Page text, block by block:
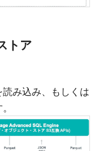
トア
み込み、もしくは